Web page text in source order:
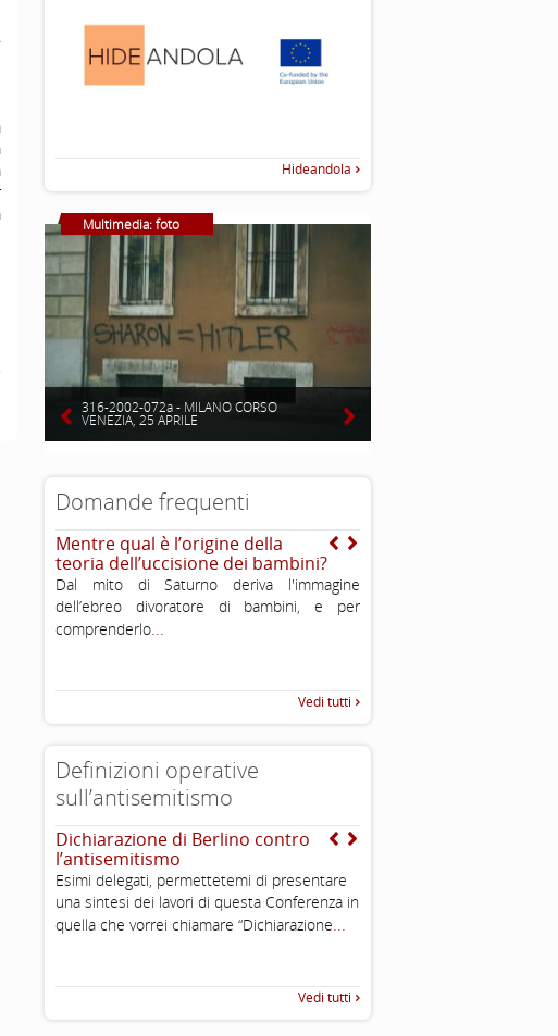
Hideandola
Multimedia: foto
316-2002-072a - MILANO CORSO
VENEZIA, 25 APRILE
Domande frequenti
Mentre qual è l’origine della
teoria dell’uccisione dei bambini?
Dal mito di Saturno deriva l'immagine
dell’ebreo divoratore di bambini, e per
comprenderlo...
Vedi tutti
Definizioni operative
sull’antisemitismo
Dichiarazione di Berlino contro
l’antisemitismo
Esimi delegati, permettetemi di presentare
una sintesi dei lavori di questa Conferenza in
quella che vorrei chiamare “Dichiarazione...
Vedi tutti